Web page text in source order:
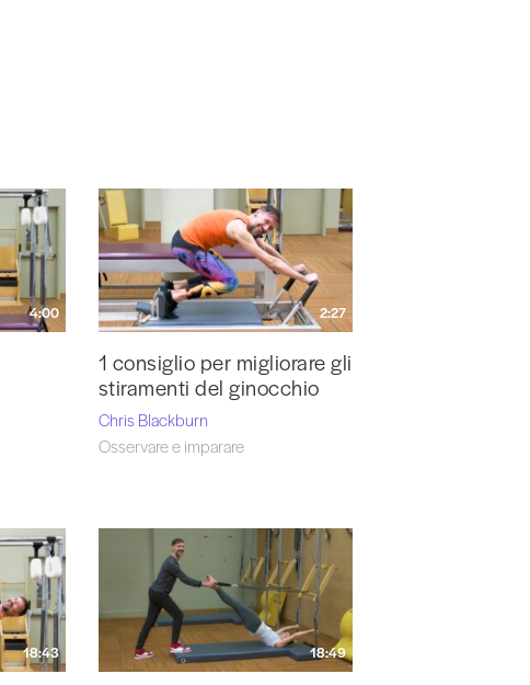
4:00 2:27
1 consiglio per migliorare gli
stiramenti del ginocchio
Chris Blackburn
Osservare e imparare
18:43 18:49